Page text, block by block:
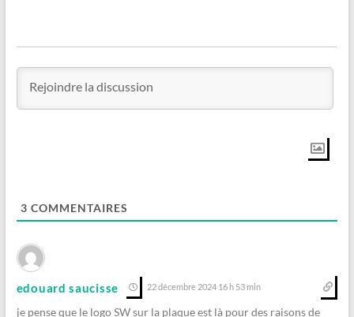
3 COMMENTAIRES
edouard saucisse 22 décembre 2024 16 h 53 min
je pense que le logo SW sur la plaque est là pour des raisons de